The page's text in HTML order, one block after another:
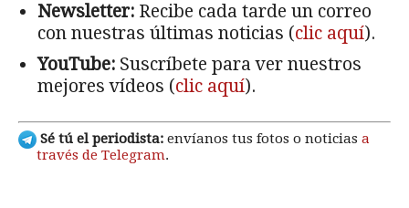
Newsletter: Recibe cada tarde un correo
con nuestras últimas noticias (clic aquí).
YouTube: Suscríbete para ver nuestros
mejores vídeos (clic aquí).
Sé tú el periodista: envíanos tus fotos o noticias a
través de Telegram.